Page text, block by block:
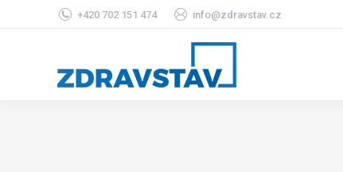
+420 702 151 474 info@zdravstav.cz